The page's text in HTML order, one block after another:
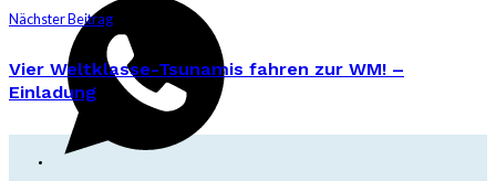
Nächster Beitrag
Vier Weltklasse-Tsunamis fahren zur WM! –
Einladung